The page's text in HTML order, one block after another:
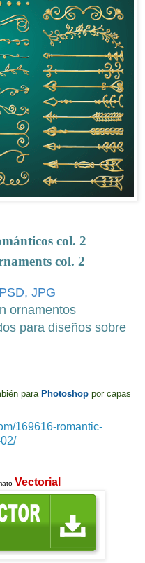
col. 2
col. 2
PSD, JPG
ornamentos
para diseños sobre
para Photoshop por capas
169616-romantic-
Vectorial